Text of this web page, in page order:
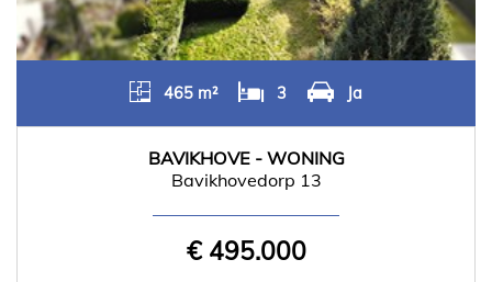
465 m² 3 Ja
BAVIKHOVE - WONING
Bavikhovedorp 13
€ 495.000